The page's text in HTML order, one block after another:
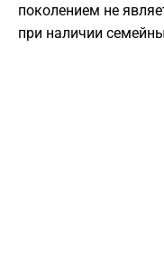
поколением не
при наличии